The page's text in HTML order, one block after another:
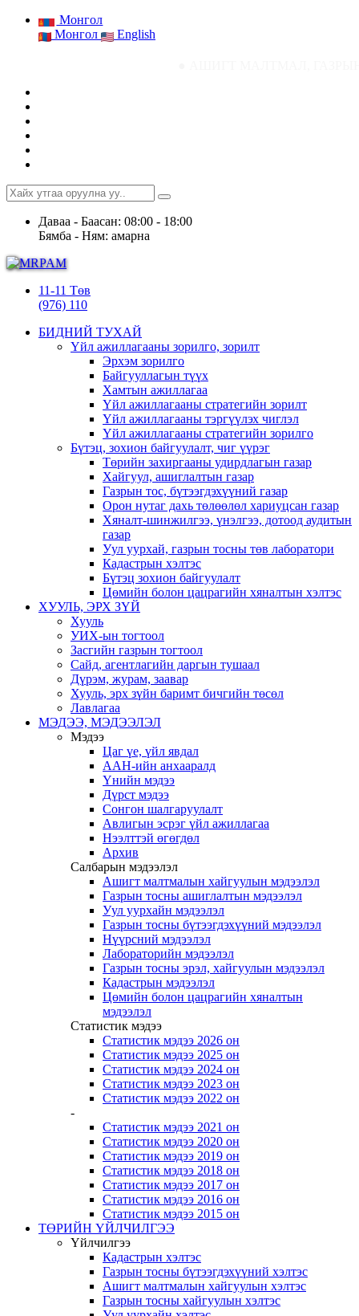
Монгол
Монгол
English
Даваа - Баасан: 08:00 - 18:00
Бямба - Ням: амарна
11-11 Төв
(976) 110
БИДНИЙ ТУХАЙ
Үйл ажиллагааны зорилго, зорилт
Эрхэм зорилго
Байгууллагын түүх
Хамтын ажиллагаа
Үйл ажиллагааны стратегийн зорилт
Үйл ажиллагааны тэргүүлэх чиглэл
Үйл ажиллагааны стратегийн зорилго
Бүтэц, зохион байгуулалт, чиг үүрэг
Төрийн захиргааны удирдлагын газар
Хайгуул, ашиглалтын газар
Газрын тос, бүтээгдэхүүний газар
Орон нутаг дахь төлөөлөл хариуцсан газар
Хяналт-шинжилгээ, үнэлгээ, дотоод аудитын
газар
Уул уурхай, газрын тосны төв лаборатори
Кадастрын хэлтэс
Бүтэц зохион байгуулалт
Цөмийн болон цацрагийн хяналтын хэлтэс
ХУУЛЬ, ЭРХ ЗҮЙ
Хууль
УИХ-ын тогтоол
Засгийн газрын тогтоол
Сайд, агентлагийн даргын тушаал
Дүрэм, журам, заавар
Хууль, эрх зүйн баримт бичгийн төсөл
Лавлагаа
МЭДЭЭ, МЭДЭЭЛЭЛ
Мэдээ
Цаг үе, үйл явдал
ААН-ийн анхааралд
Үнийн мэдээ
Дүрст мэдээ
Сонгон шалгаруулалт
Авлигын эсрэг үйл ажиллагаа
Нээлттэй өгөгдөл
Архив
Салбарын мэдээлэл
Ашигт малтмалын хайгуулын мэдээлэл
Газрын тосны ашиглалтын мэдээлэл
Уул уурхайн мэдээлэл
Газрын тосны бүтээгдэхүүний мэдээлэл
Нүүрсний мэдээлэл
Лабораторийн мэдээлэл
Газрын тосны эрэл, хайгуулын мэдээлэл
Кадастрын мэдээлэл
Цөмийн болон цацрагийн хяналтын
мэдээлэл
Статистик мэдээ
Статистик мэдээ 2026 он
Статистик мэдээ 2025 он
Статистик мэдээ 2024 он
Статистик мэдээ 2023 он
Статистик мэдээ 2022 он
-
Статистик мэдээ 2021 он
Статистик мэдээ 2020 он
Статистик мэдээ 2019 он
Статистик мэдээ 2018 он
Статистик мэдээ 2017 он
Статистик мэдээ 2016 он
Статистик мэдээ 2015 он
ТӨРИЙН ҮЙЛЧИЛГЭЭ
Үйлчилгээ
Кадастрын хэлтэс
Газрын тосны бүтээгдэхүүний хэлтэс
Ашигт малтмалын хайгуулын хэлтэс
Газрын тосны хайгуулын хэлтэс